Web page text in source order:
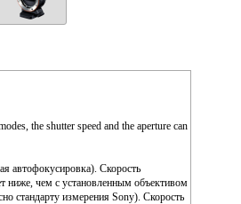
the shutter speed and the aperture can
автофокусировка). Скорость
ниже, чем с установленным объективом
стандарту измерения Sony). Скорость